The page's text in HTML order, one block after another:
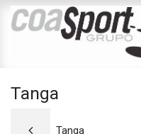
Ir al contenido
Tanga
Tanga